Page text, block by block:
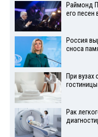
Раймонд
его песен
Россия
сноса
При вузах
гостиницы
Рак